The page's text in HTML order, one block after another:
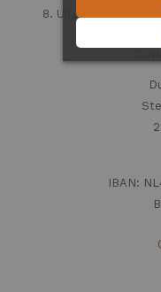
8. Uitstekende
IBAN: